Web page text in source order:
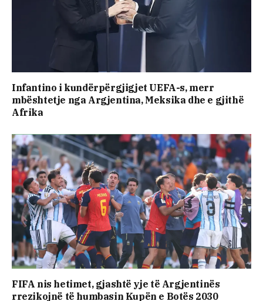
Infantino i kundërpërgjigjet UEFA-s, merr
mbështetje nga Argjentina, Meksika dhe e gjithë
Afrika
FIFA nis hetimet, gjashtë yje të Argjentinës
rrezikojnë të humbasin Kupën e Botës 2030